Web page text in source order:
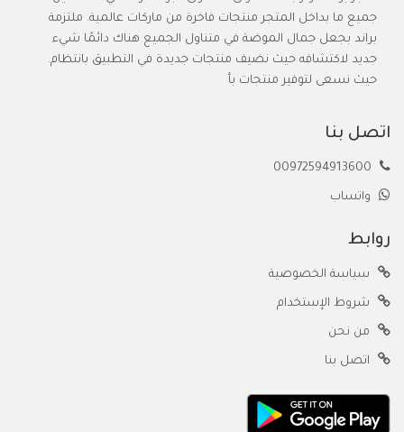
جميع ما بداخل المتجر منتجات فاخرة من ماركات عالمية. ملتزمة
براند بجعل جمال الموضة في متناول الجميع هناك دائمًا شيء
جديد لاكتشافه حيث نضيف منتجات جديدة في التطبيق بانتظام.
حيث نسعى لتوفير منتجات بأ
اتصل بنا
واتساب
روابط
سياسة الخصوصية
شروط الإستخدام
من نحن
اتصل بنا